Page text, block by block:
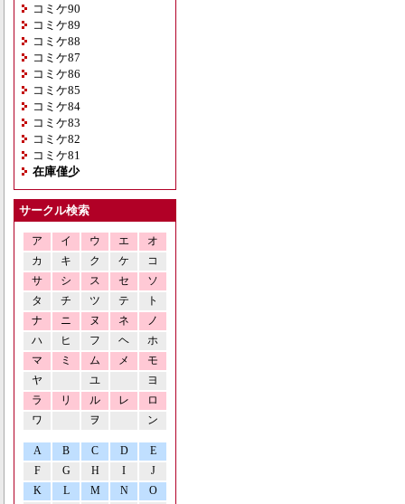
コミケ90
コミケ89
コミケ88
コミケ87
コミケ86
コミケ85
コミケ84
コミケ83
コミケ82
コミケ81
在庫僅少
サークル検索
ア イ ウ エ
オ
カ
キ ク ケ
コ
サ
シ ス セ
ソ
タ
チ ツ テ
ト
ナ
ニ ヌ ネ
ノ
ハ
ヒ フ ヘ
ホ
マ
ミ ム メ
モ
ヤ
ユ
ヨ
ラ
リ ル レ
ロ
ワ
ヲ ン
A B C D
E
F
G H I
J
K
L M N O